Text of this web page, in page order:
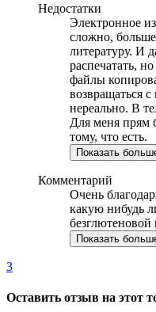
Недостатки
Электронное
сложно,
литературу. И
распечатать,
файлы
возвращаться
нереально. В
Для меня прям
тому, что есть.
Показать
Комментарий
Очень
какую нибудь
безглютеновой
Показать
3
Оставить отзыв на этот